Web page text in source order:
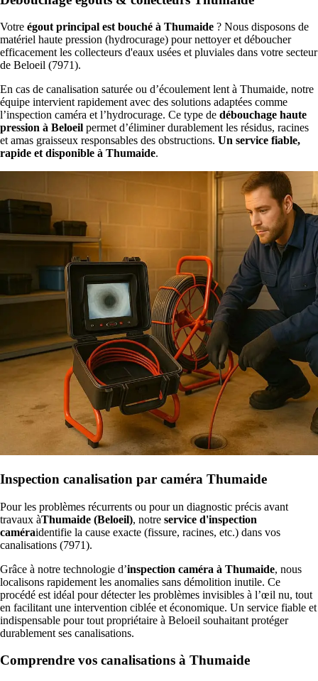
Votre égout principal est bouché à Thumaide ? Nous disposons de
matériel haute pression (hydrocurage) pour nettoyer et déboucher
efficacement les collecteurs d'eaux usées et pluviales dans votre secteur
de Beloeil (7971).
En cas de canalisation saturée ou d’écoulement lent à Thumaide, notre
équipe intervient rapidement avec des solutions adaptées comme
l’inspection caméra et l’hydrocurage. Ce type de débouchage haute
pression à Beloeil permet d’éliminer durablement les résidus, racines
et amas graisseux responsables des obstructions. Un service fiable,
rapide et disponible à Thumaide.
Inspection canalisation par caméra Thumaide
Pour les problèmes récurrents ou pour un diagnostic précis avant
travaux àThumaide (Beloeil), notre service d'inspection
caméraidentifie la cause exacte (fissure, racines, etc.) dans vos
canalisations (7971).
Grâce à notre technologie d’inspection caméra à Thumaide, nous
localisons rapidement les anomalies sans démolition inutile. Ce
procédé est idéal pour détecter les problèmes invisibles à l’œil nu, tout
en facilitant une intervention ciblée et économique. Un service fiable et
indispensable pour tout propriétaire à Beloeil souhaitant protéger
durablement ses canalisations.
Comprendre vos canalisations à Thumaide